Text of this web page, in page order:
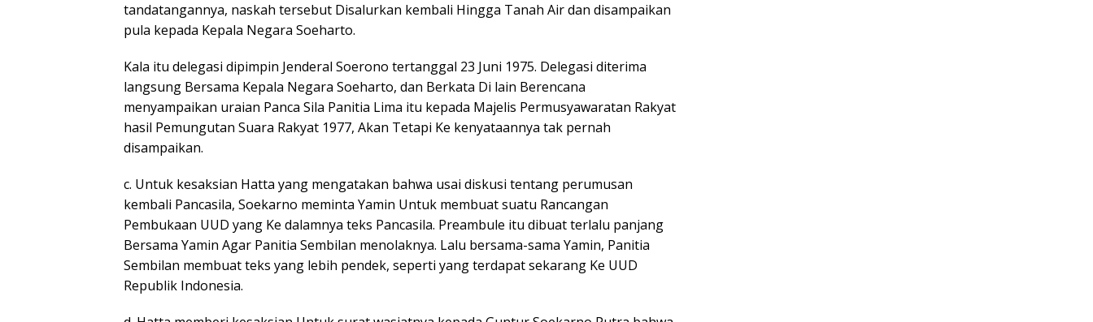
tandatangannya, naskah tersebut Disalurkan kembali Hingga Tanah Air dan disampaikan
pula kepada Kepala Negara Soeharto.
Kala itu delegasi dipimpin Jenderal Soerono tertanggal 23 Juni 1975. Delegasi diterima
langsung Bersama Kepala Negara Soeharto, dan Berkata Di lain Berencana
menyampaikan uraian Panca Sila Panitia Lima itu kepada Majelis Permusyawaratan Rakyat
hasil Pemungutan Suara Rakyat 1977, Akan Tetapi Ke kenyataannya tak pernah
disampaikan.
c. Untuk kesaksian Hatta yang mengatakan bahwa usai diskusi tentang perumusan
kembali Pancasila, Soekarno meminta Yamin Untuk membuat suatu Rancangan
Pembukaan UUD yang Ke dalamnya teks Pancasila. Preambule itu dibuat terlalu panjang
Bersama Yamin Agar Panitia Sembilan menolaknya. Lalu bersama-sama Yamin, Panitia
Sembilan membuat teks yang lebih pendek, seperti yang terdapat sekarang Ke UUD
Republik Indonesia.